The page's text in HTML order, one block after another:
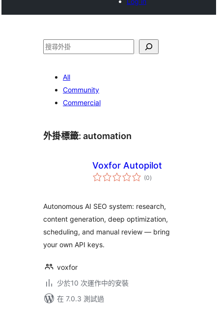
搜
All
Community
Commercial
外掛標籤: automation
Voxfor Autopilot
(0總
評)
Autonomous AI SEO system: research,
content generation, deep optimization,
scheduling, and manual review — bring
your own API keys.
voxfor
少於10 次運作中的安裝
在 7.0.3 測試過